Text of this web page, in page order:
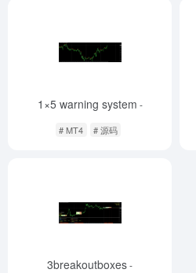
1×5 warning system -
# MT4 # 源码
3breakoutboxes-